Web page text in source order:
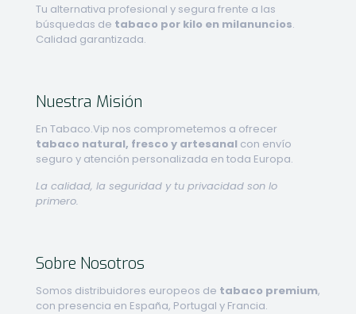
Tu alternativa profesional y segura frente a las
búsquedas de tabaco por kilo en milanuncios.
Calidad garantizada.
Nuestra Misión
En Tabaco.Vip nos comprometemos a ofrecer
tabaco natural, fresco y artesanal con envío
seguro y atención personalizada en toda Europa.
La calidad, la seguridad y tu privacidad son lo
primero.
Sobre Nosotros
Somos distribuidores europeos de tabaco premium,
con presencia en España, Portugal y Francia.